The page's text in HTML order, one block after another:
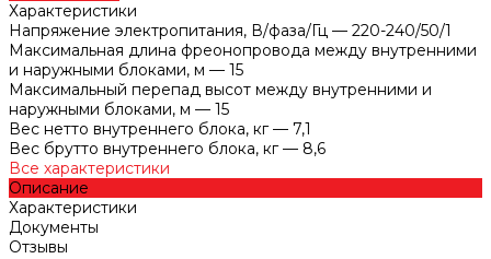
Характеристики
Напряжение электропитания, В/фаза/Гц — 220-240/50/1
Максимальная длина фреонопровода между внутренними
и наружными блоками, м — 15
Максимальный перепад высот между внутренними и
наружными блоками, м — 15
Вес нетто внутреннего блока, кг — 7,1
Вес брутто внутреннего блока, кг — 8,6
Все характеристики
Описание
Характеристики
Документы
Отзывы